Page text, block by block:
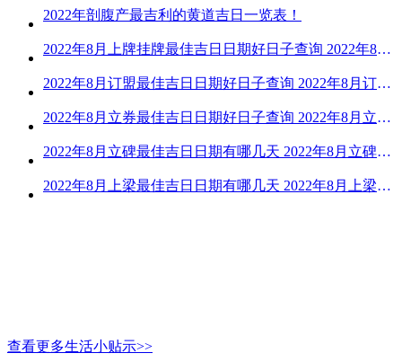
2022年剖腹产最吉利的黄道吉日一览表！
2022年8月上牌挂牌最佳吉日日期好日子查询 2022年8月上牌吉日精选
2022年8月订盟最佳吉日日期好日子查询 2022年8月订盟黄道吉日一览
2022年8月立券最佳吉日日期好日子查询 2022年8月立券的黄道吉日一览
2022年8月立碑最佳吉日日期有哪几天 2022年8月立碑吉日查询
2022年8月上梁最佳吉日日期有哪几天 2022年8月上梁的黄道吉日
查看更多生活小贴示>>